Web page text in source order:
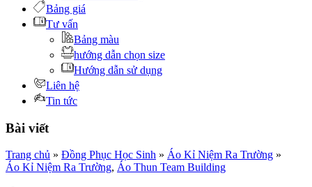
Bảng giá
Tư vấn
Bảng màu
hướng dẫn chọn size
Hướng dẫn sử dụng
Liên hệ
Tin tức
Bài viết
Trang chủ » Đồng Phục Học Sinh » Áo Kỉ Niệm Ra Trường »
Áo Kỉ Niệm Ra Trường, Áo Thun Team Building